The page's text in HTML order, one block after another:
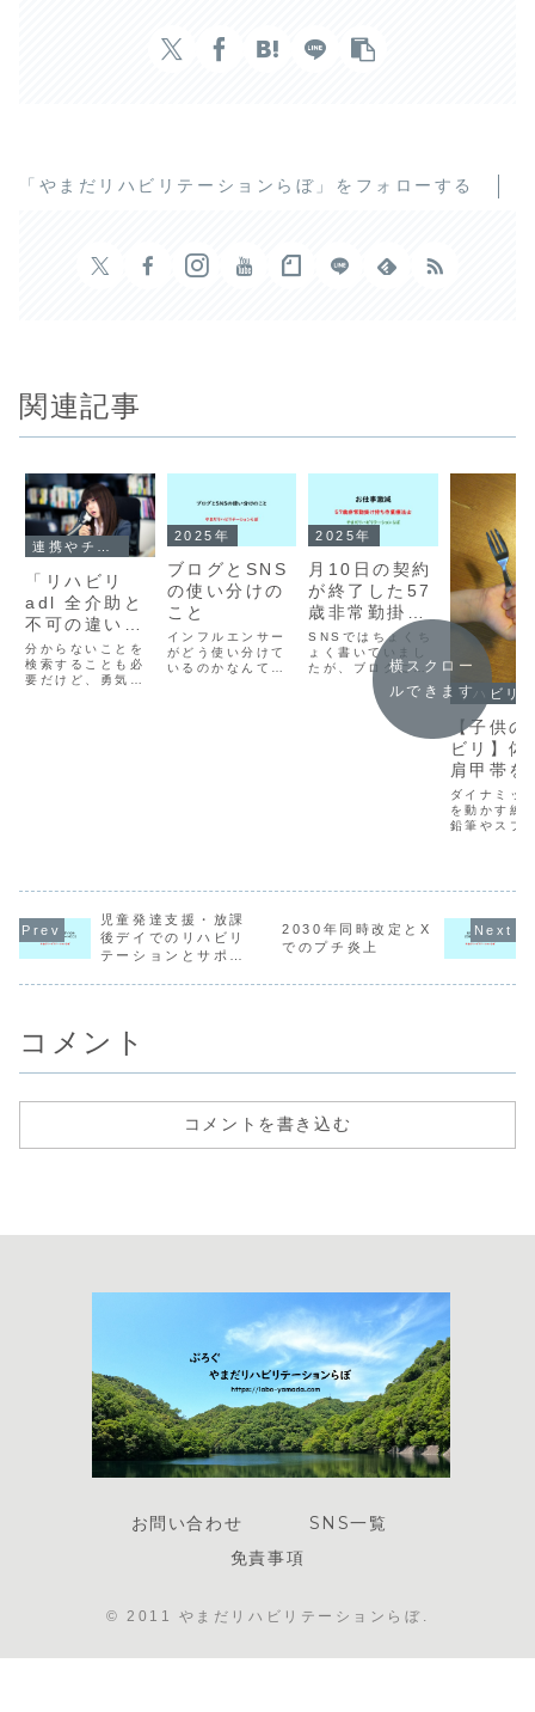
「やまだリハビリテーションらぼ」をフォローする
関連記事
「リハビリ
adl 全介助と
不可の違い」
で検索した人
へ
分からないことを
検索することも必
要だけど、勇気を
2025年
ブログとSNS
の使い分けの
こと
インフルエンサー
がどう使い分けて
いるのかなんて知
2025年
月10日の契約
が終了した57
歳非常勤掛け
持ち作業療法
士
SNSではちょくち
ょく書いていまし
たが、ブログには
書いていなかった
ので最近の非常勤
掛け持ち作業療法
士としてのお仕事
リハビリ
【子供
ビリ】体
肩甲帯を
かり動か
とが手・
動きには
ダイナミッ
を動かす練
鉛筆やスプ
て話。
横スクロー
ルできます
児童発達支援・放課
後デイでのリハビリ
テーションとサポー
2030年同時改定とX
でのプチ炎上
コメント
コメントを書き込む
お問い合わせ
SNS一覧
免責事項
© 2011 やまだリハビリテーションらぼ.